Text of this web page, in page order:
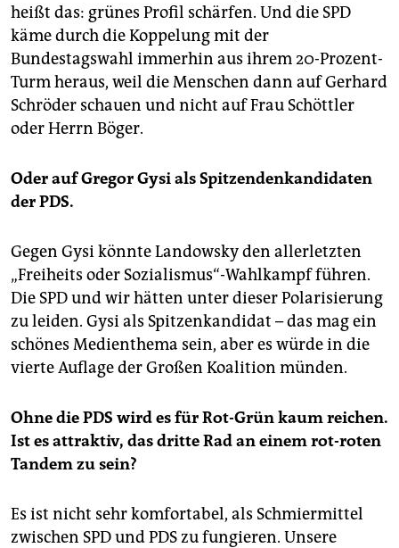
heißt das: grünes Profil schärfen. Und die SPD
käme durch die Koppelung mit der
Bundestagswahl immerhin aus ihrem 20-Prozent-
Turm heraus, weil die Menschen dann auf Gerhard
Schröder schauen und nicht auf Frau Schöttler
oder Herrn Böger.
Oder auf Gregor Gysi als Spitzendenkandidaten
der PDS.
Gegen Gysi könnte Landowsky den allerletzten
„Freiheits oder Sozialismus“-Wahlkampf führen.
Die SPD und wir hätten unter dieser Polarisierung
zu leiden. Gysi als Spitzenkandidat – das mag ein
schönes Medienthema sein, aber es würde in die
vierte Auflage der Großen Koalition münden.
Ohne die PDS wird es für Rot-Grün kaum reichen.
Ist es attraktiv, das dritte Rad an einem rot-roten
Tandem zu sein?
Es ist nicht sehr komfortabel, als Schmiermittel
zwischen SPD und PDS zu fungieren. Unsere